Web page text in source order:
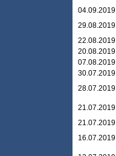
04.09.2019
29.08.2019
22.08.2019
20.08.2019
07.08.2019
30.07.2019
28.07.2019
21.07.2019
21.07.2019
16.07.2019